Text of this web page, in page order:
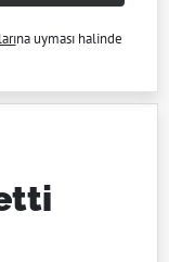
na uyması halinde